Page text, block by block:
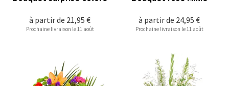
à partir de 21,95 €
Prochaine livraison le 11 août
à partir de 24,95 €
Prochaine livraison le 11 août